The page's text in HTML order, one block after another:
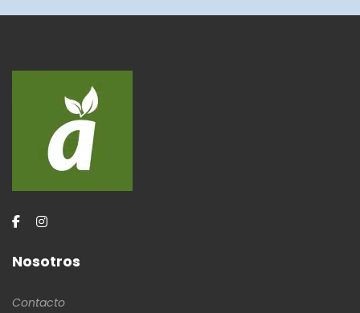
Nosotros
Contacto